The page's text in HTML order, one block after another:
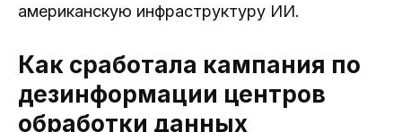
американскую инфраструктуру ИИ.
Как сработала кампания по
дезинформации центров
обработки данных